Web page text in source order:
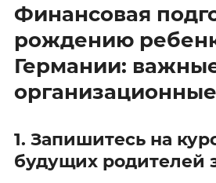
Финансовая
рождению
Германии:
1. Запишитесь на
будущих родителей